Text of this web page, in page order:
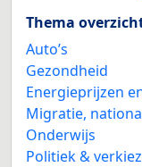
Thema
Auto’s
Gezondheid
Energieprijzen
Migratie,
Onderwijs
Politiek &